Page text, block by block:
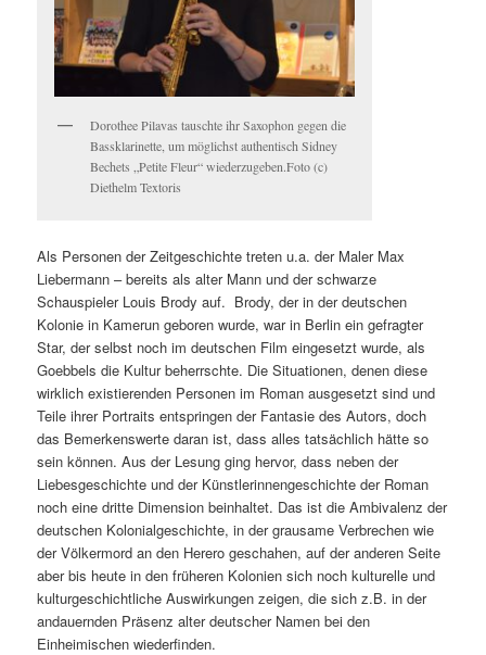
Dorothee Pilavas tauschte ihr Saxophon gegen die
Bassklarinette, um möglichst authentisch Sidney
Bechets „Petite Fleur“ wiederzugeben.Foto (c)
Diethelm Textoris
Als Personen der Zeitgeschichte treten u.a. der Maler Max
Liebermann – bereits als alter Mann und der schwarze
Schauspieler Louis Brody auf. Brody, der in der deutschen
Kolonie in Kamerun geboren wurde, war in Berlin ein gefragter
Star, der selbst noch im deutschen Film eingesetzt wurde, als
Goebbels die Kultur beherrschte. Die Situationen, denen diese
wirklich existierenden Personen im Roman ausgesetzt sind und
Teile ihrer Portraits entspringen der Fantasie des Autors, doch
das Bemerkenswerte daran ist, dass alles tatsächlich hätte so
sein können. Aus der Lesung ging hervor, dass neben der
Liebesgeschichte und der Künstlerinnengeschichte der Roman
noch eine dritte Dimension beinhaltet. Das ist die Ambivalenz der
deutschen Kolonialgeschichte, in der grausame Verbrechen wie
der Völkermord an den Herero geschahen, auf der anderen Seite
aber bis heute in den früheren Kolonien sich noch kulturelle und
kulturgeschichtliche Auswirkungen zeigen, die sich z.B. in der
andauernden Präsenz alter deutscher Namen bei den
Einheimischen wiederfinden.